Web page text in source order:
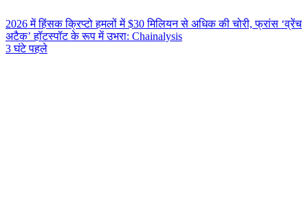
2026 में हिंसक क्रिप्टो हमलों में $30 मिलियन से अधिक की चोरी, फ्रांस ‘व्रेंच
अटैक’ हॉटस्पॉट के रूप में उभरा: Chainalysis
3 घंटे पहले